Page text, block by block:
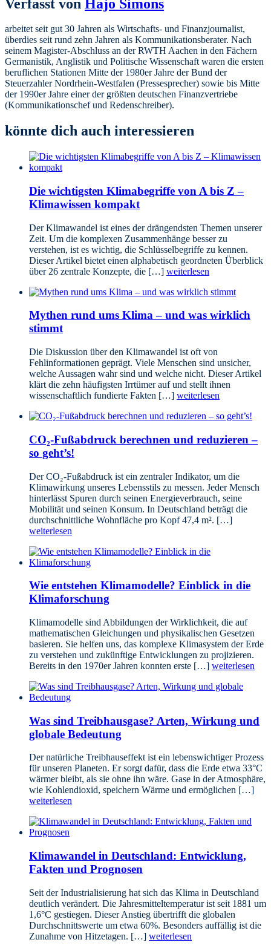
Verfasst von Hajo Simons
arbeitet seit gut 30 Jahren als Wirtschafts- und Finanzjournalist,
überdies seit rund zehn Jahren als Kommunikationsberater. Nach
seinem Magister-Abschluss an der RWTH Aachen in den Fächern
Germanistik, Anglistik und Politische Wissenschaft waren die ersten
beruflichen Stationen Mitte der 1980er Jahre der Bund der
Steuerzahler Nordrhein-Westfalen (Pressesprecher) sowie bis Mitte
der 1990er Jahre einer der größten deutschen Finanzvertriebe
(Kommunikationschef und Redenschreiber).
könnte dich auch interessieren
Die wichtigsten Klimabegriffe von A bis Z –
Klimawissen kompakt
Der Klimawandel ist eines der drängendsten Themen unserer
Zeit. Um die komplexen Zusammenhänge besser zu
verstehen, ist es wichtig, die Schlüsselbegriffe zu kennen.
Dieser Artikel bietet einen alphabetisch geordneten Überblick
über 26 zentrale Konzepte, die […] weiterlesen
Mythen rund ums Klima – und was wirklich
stimmt
Die Diskussion über den Klimawandel ist oft von
Fehlinformationen geprägt. Viele Menschen sind unsicher,
welche Aussagen wahr sind und welche nicht. Dieser Artikel
klärt die zehn häufigsten Irrtümer auf und stellt ihnen
wissenschaftlich fundierte Fakten […] weiterlesen
CO₂-Fußabdruck berechnen und reduzieren –
so geht’s!
Der CO₂-Fußabdruck ist ein zentraler Indikator, um die
Klimawirkung unseres Lebensstils zu messen. Jeder Mensch
hinterlässt Spuren durch seinen Energieverbrauch, seine
Mobilität und seinen Konsum. In Deutschland beträgt die
durchschnittliche Wohnfläche pro Kopf 47,4 m². […]
weiterlesen
Wie entstehen Klimamodelle? Einblick in die
Klimaforschung
Klimamodelle sind Abbildungen der Wirklichkeit, die auf
mathematischen Gleichungen und physikalischen Gesetzen
basieren. Sie helfen uns, das komplexe Klimasystem der Erde
zu verstehen und zukünftige Entwicklungen zu projizieren.
Bereits in den 1970er Jahren konnten erste […] weiterlesen
Was sind Treibhausgase? Arten, Wirkung und
globale Bedeutung
Der natürliche Treibhauseffekt ist ein lebenswichtiger Prozess
für unseren Planeten. Er sorgt dafür, dass die Erde etwa 33°C
wärmer bleibt, als sie ohne ihn wäre. Gase in der Atmosphäre,
wie Kohlendioxid, speichern Wärme und ermöglichen […]
weiterlesen
Klimawandel in Deutschland: Entwicklung,
Fakten und Prognosen
Seit der Industrialisierung hat sich das Klima in Deutschland
deutlich verändert. Die Jahresmitteltemperatur ist seit 1881 um
1,6°C gestiegen. Dieser Anstieg übertrifft die globalen
Durchschnittswerte um etwa 60%. Besonders auffällig ist die
Zunahme von Hitzetagen. […] weiterlesen